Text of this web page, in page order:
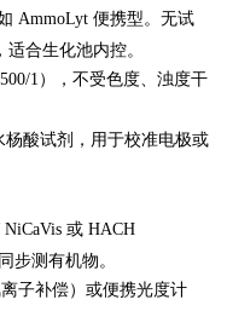
如 AmmoLyt 便携型。无试
合生化池内控。
1），不受色度、浊度干
杨酸试剂，用于校准电极或
NiCaVis 或 HACH
步测有机物。
离子补偿）或便携光度计